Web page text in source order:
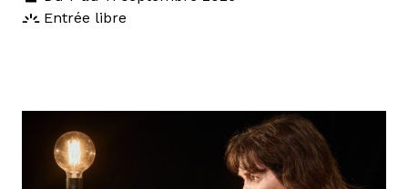
Entrée libre